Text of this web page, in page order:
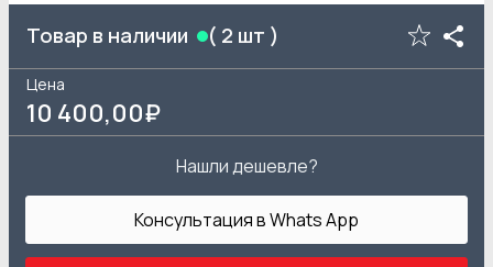
Товар в наличии ( 2 шт )
Цена
10 400,00₽
Нашли дешевле?
Консультация в Whats App